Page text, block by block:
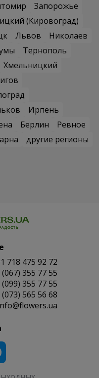
Запорожье
(Кировоград)
Львов
Николаев
Тернополь
Хмельницкий
Ирпень
Берлин
Ревное
другие регионы
718 475 92 72
(067) 355 77 55
(099) 355 77 55
(073) 565 56 68